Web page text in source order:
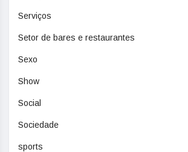
Serviços
Setor de bares e restaurantes
Sexo
Show
Social
Sociedade
sports